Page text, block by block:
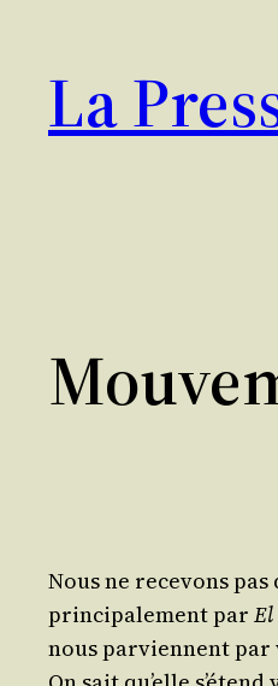
contenu
La
Nous ne rece­vons
prin­ci­pa­le­ment par El
nous par­viennent par